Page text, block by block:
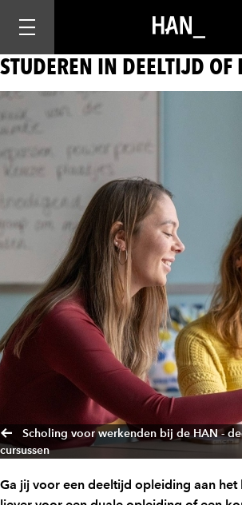
Mobiele navigatie openen
STUDEREN IN DEELTIJD OF
Scholing voor werkenden bij de HAN -
cursussen
Ga jij voor een deeltijd opleiding aan het